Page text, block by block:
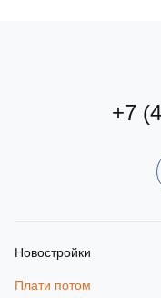
+7
Новостройки
Плати потом